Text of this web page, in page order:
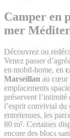
Camper en
mer
Découvrez ou
Venez passer
en mobil-home, en
Marseillan au cœur
emplacements
préservent l’intimité
l’esprit convivial du
entretenues, les
80 m². Certaines
encore des blocs